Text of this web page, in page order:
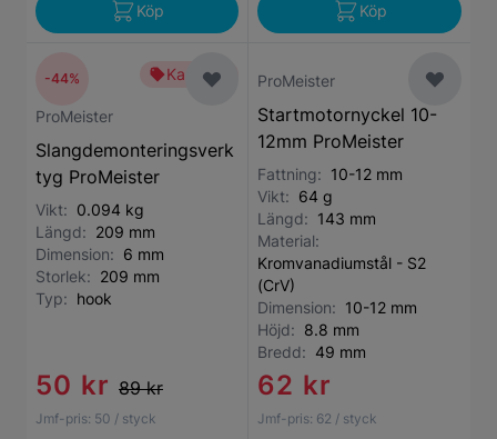
Köp Köp
Kampanj
ProMeister
Slangdemonteringsverk
tyg ProMeister
Vikt: 0.094 kg
Längd: 209 mm
Dimension: 6 mm
Storlek: 209 mm
Typ: hook
50 kr 89 kr
Jmf-pris: 50 / styck
-44% ProMeister
Startmotornyckel 10-
12mm ProMeister
Fattning: 10-12 mm
Vikt: 64 g
Längd: 143 mm
Material:
Kromvanadiumstål - S2
(CrV)
Dimension: 10-12 mm
Höjd: 8.8 mm
Bredd: 49 mm
62 kr
Jmf-pris: 62 / styck